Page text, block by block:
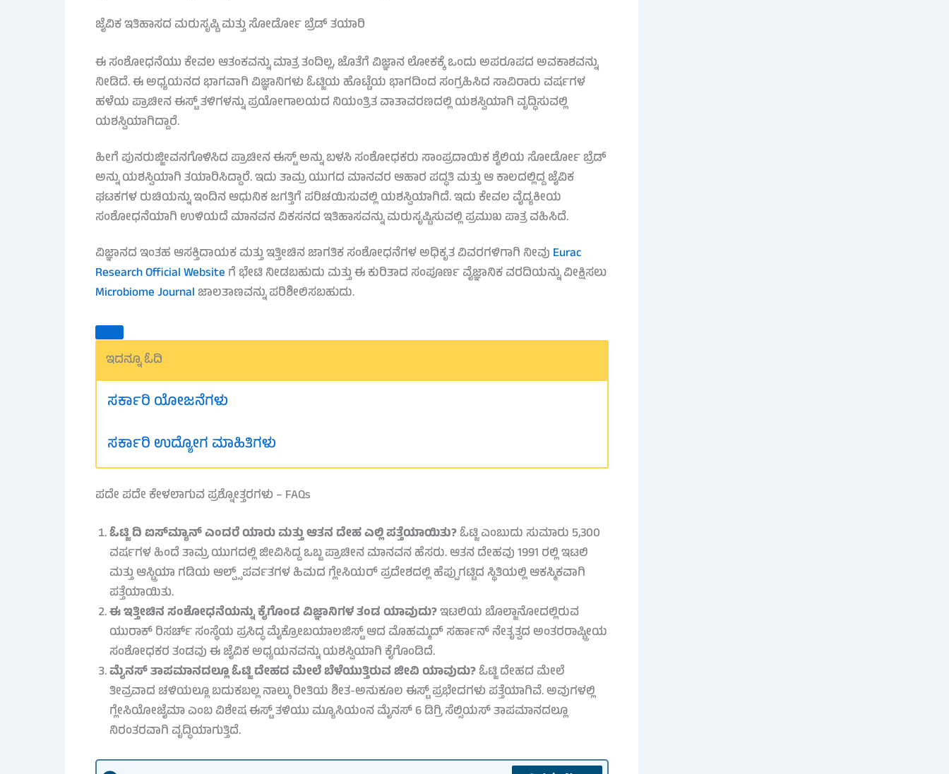
ಜೈವಿಕ ಇತಿಹಾಸದ ಮರುಸೃಷ್ಟಿ ಮತ್ತು ಸೋರ್ಡೋ ಬ್ರೆಡ್ ತಯಾರಿ
ಈ ಸಂಶೋಧನೆಯು ಕೇವಲ ಆತಂಕವನ್ನು ಮಾತ್ರ ತಂದಿಲ್ಲ, ಜೊತೆಗೆ ವಿಜ್ಞಾನ ಲೋಕಕ್ಕೆ ಒಂದು ಅಪರೂಪದ ಅವಕಾಶವನ್ನು
ನೀಡಿದೆ. ಈ ಅಧ್ಯಯನದ ಭಾಗವಾಗಿ ವಿಜ್ಞಾನಿಗಳು ಓಟ್ಜಿಯ ಹೊಟ್ಟೆಯ ಭಾಗದಿಂದ ಸಂಗ್ರಹಿಸಿದ ಸಾವಿರಾರು ವರ್ಷಗಳ
ಹಳೆಯ ಪ್ರಾಚೀನ ಈಸ್ಟ್ ತಳಿಗಳನ್ನು ಪ್ರಯೋಗಾಲಯದ ನಿಯಂತ್ರಿತ ವಾತಾವರಣದಲ್ಲಿ ಯಶಸ್ವಿಯಾಗಿ ವೃದ್ಧಿಸುವಲ್ಲಿ
ಯಶಸ್ವಿಯಾಗಿದ್ದಾರೆ.
ಹೀಗೆ ಪುನರುಜ್ಜೀವನಗೊಳಿಸಿದ ಪ್ರಾಚೀನ ಈಸ್ಟ್ ಅನ್ನು ಬಳಸಿ ಸಂಶೋಧಕರು ಸಾಂಪ್ರದಾಯಿಕ ಶೈಲಿಯ ಸೋರ್ಡೋ ಬ್ರೆಡ್
ಅನ್ನು ಯಶಸ್ವಿಯಾಗಿ ತಯಾರಿಸಿದ್ದಾರೆ. ಇದು ತಾಮ್ರ ಯುಗದ ಮಾನವರ ಆಹಾರ ಪದ್ಧತಿ ಮತ್ತು ಆ ಕಾಲದಲ್ಲಿದ್ದ ಜೈವಿಕ
ಘಟಕಗಳ ರುಚಿಯನ್ನು ಇಂದಿನ ಆಧುನಿಕ ಜಗತ್ತಿಗೆ ಪರಿಚಯಿಸುವಲ್ಲಿ ಯಶಸ್ವಿಯಾಗಿದೆ. ಇದು ಕೇವಲ ವೈದ್ಯಕೀಯ
ಸಂಶೋಧನೆಯಾಗಿ ಉಳಿಯದೆ ಮಾನವನ ವಿಕಸನದ ಇತಿಹಾಸವನ್ನು ಮರುಸೃಷ್ಟಿಸುವಲ್ಲಿ ಪ್ರಮುಖ ಪಾತ್ರ ವಹಿಸಿದೆ.
ವಿಜ್ಞಾನದ ಇಂತಹ ಆಸಕ್ತಿದಾಯಕ ಮತ್ತು ಇತ್ತೀಚಿನ ಜಾಗತಿಕ ಸಂಶೋಧನೆಗಳ ಅಧಿಕೃತ ವಿವರಗಳಿಗಾಗಿ ನೀವು Eurac
Research Official Website ಗೆ ಭೇಟಿ ನೀಡಬಹುದು ಮತ್ತು ಈ ಕುರಿತಾದ ಸಂಪೂರ್ಣ ವೈಜ್ಞಾನಿಕ ವರದಿಯನ್ನು ವೀಕ್ಷಿಸಲು
Microbiome Journal ಜಾಲತಾಣವನ್ನು ಪರಿಶೀಲಿಸಬಹುದು.
ಇದನ್ನೂ ಓದಿ
ಸರ್ಕಾರಿ ಯೋಜನೆಗಳು
ಸರ್ಕಾರಿ ಉದ್ಯೋಗ ಮಾಹಿತಿಗಳು
ಪದೇ ಪದೇ ಕೇಳಲಾಗುವ ಪ್ರಶ್ನೋತ್ತರಗಳು – FAQs
ಓಟ್ಜಿ ದಿ ಐಸ್‌ಮ್ಯಾನ್ ಎಂದರೆ ಯಾರು ಮತ್ತು ಆತನ ದೇಹ ಎಲ್ಲಿ ಪತ್ತೆಯಾಯಿತು?ಓಟ್ಜಿ ಎಂಬುದು ಸುಮಾರು 5,300
ವರ್ಷಗಳ ಹಿಂದೆ ತಾಮ್ರ ಯುಗದಲ್ಲಿ ಜೀವಿಸಿದ್ದ ಒಬ್ಬ ಪ್ರಾಚೀನ ಮಾನವನ ಹೆಸರು. ಆತನ ದೇಹವು 1991 ರಲ್ಲಿ ಇಟಲಿ
ಮತ್ತು ಆಸ್ಟ್ರಿಯಾ ಗಡಿಯ ಆಲ್ಪ್ಸ್ ಪರ್ವತಗಳ ಹಿಮದ ಗ್ಲೇಸಿಯರ್ ಪ್ರದೇಶದಲ್ಲಿ ಹೆಪ್ಪುಗಟ್ಟಿದ ಸ್ಥಿತಿಯಲ್ಲಿ ಆಕಸ್ಮಿಕವಾಗಿ
ಪತ್ತೆಯಾಯಿತು.
ಈ ಇತ್ತೀಚಿನ ಸಂಶೋಧನೆಯನ್ನು ಕೈಗೊಂಡ ವಿಜ್ಞಾನಿಗಳ ತಂಡ ಯಾವುದು?ಇಟಲಿಯ ಬೊಲ್ಜಾನೋದಲ್ಲಿರುವ
ಯುರಾಕ್ ರಿಸರ್ಚ್ ಸಂಸ್ಥೆಯ ಪ್ರಸಿದ್ಧ ಮೈಕ್ರೋಬಯಾಲಜಿಸ್ಟ್ ಆದ ಮೊಹಮ್ಮದ್ ಸರ್ಹಾನ್ ನೇತೃತ್ವದ ಅಂತರರಾಷ್ಟ್ರೀಯ
ಸಂಶೋಧಕರ ತಂಡವು ಈ ಜೈವಿಕ ಅಧ್ಯಯನವನ್ನು ಯಶಸ್ವಿಯಾಗಿ ಕೈಗೊಂಡಿದೆ.
ಮೈನಸ್ ತಾಪಮಾನದಲ್ಲೂ ಓಟ್ಜಿ ದೇಹದ ಮೇಲೆ ಬೆಳೆಯುತ್ತಿರುವ ಜೀವಿ ಯಾವುದು?ಓಟ್ಜಿ ದೇಹದ ಮೇಲೆ
ತೀವ್ರವಾದ ಚಳಿಯಲ್ಲೂ ಬದುಕಬಲ್ಲ ನಾಲ್ಕು ರೀತಿಯ ಶೀತ-ಅನುಕೂಲ ಈಸ್ಟ್ ಪ್ರಭೇದಗಳು ಪತ್ತೆಯಾಗಿವೆ. ಅವುಗಳಲ್ಲಿ
ಗ್ಲೇಸಿಯೋಜೈಮಾ ಎಂಬ ವಿಶೇಷ ಈಸ್ಟ್ ತಳಿಯು ಮ್ಯೂಸಿಯಂನ ಮೈನಸ್ 6 ಡಿಗ್ರಿ ಸೆಲ್ಸಿಯಸ್ ತಾಪಮಾನದಲ್ಲೂ
ನಿರಂತರವಾಗಿ ವೃದ್ಧಿಯಾಗುತ್ತಿದೆ.